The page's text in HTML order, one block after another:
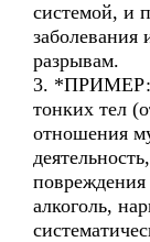
системой, и
разрывам.
3. *ПРИМЕР:
тонких тел
отношения
повреждения
алкоголь,